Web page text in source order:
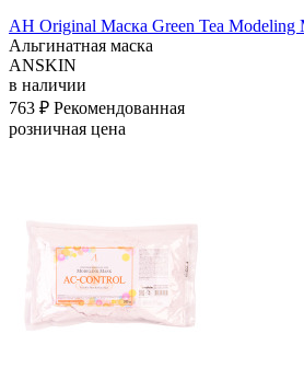
АН Original Маска Green Tea Modeling
Альгинатная маска
ANSKIN
в наличии
763 ₽ Рекомендованная
розничная цена